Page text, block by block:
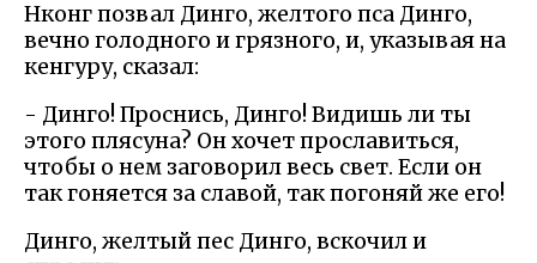
Нконг позвал Динго, желтого пса Динго,
вечно голодного и грязного, и, указывая на
кенгуру, сказал:
- Динго! Проснись, Динго! Видишь ли ты
этого плясуна? Он хочет прославиться,
чтобы о нем заговорил весь свет. Если он
так гоняется за славой, так погоняй же его!
Динго, желтый пес Динго, вскочил и